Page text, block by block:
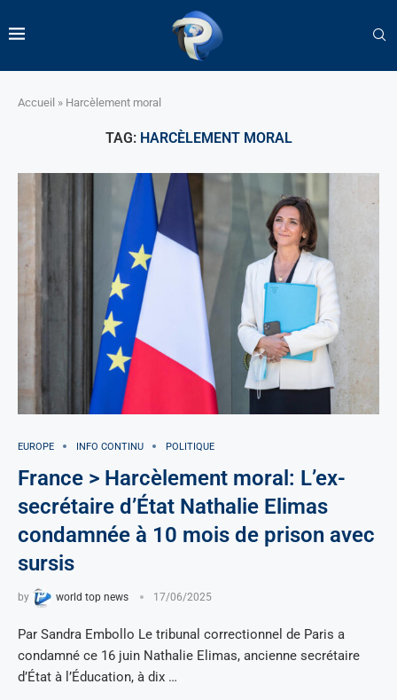
Accueil » Harcèlement moral
TAG: HARCÈLEMENT MORAL
EUROPE INFO CONTINU POLITIQUE
France > Harcèlement moral: L’ex-
secrétaire d’État Nathalie Elimas
condamnée à 10 mois de prison avec
sursis
by world top news 17/06/2025
Par Sandra Embollo Le tribunal correctionnel de Paris a
condamné ce 16 juin Nathalie Elimas, ancienne secrétaire
d’État à l’Éducation, à dix …